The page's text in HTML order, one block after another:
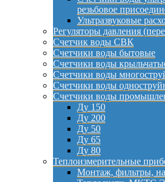
резьбовое
Ультразвуковые
Регуляторы давления
Счетчик воды СВК
Счетчики воды бытовые
Счетчики воды
Счетчики воды
Счетчики воды
Счетчики воды
Ду 150
Ду 200
Ду 50
Ду 65
Ду 80
Теплоизмерительные
Монтаж, фильтры,